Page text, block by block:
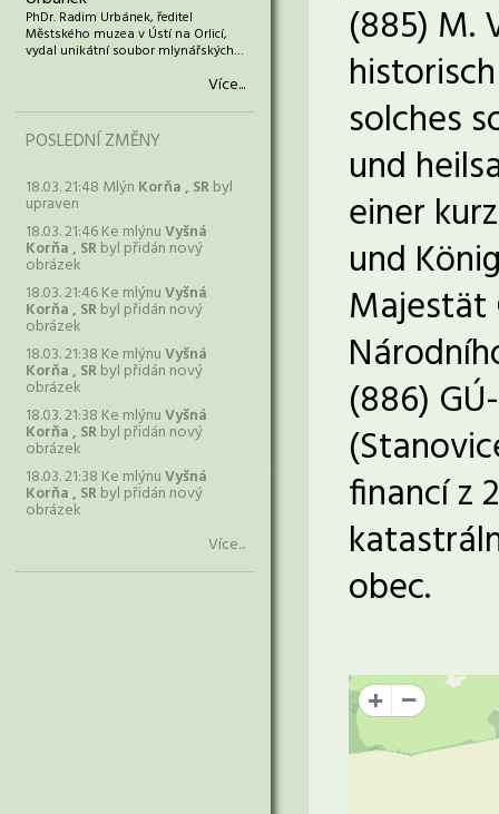
PhDr. Radim Urbánek, ředitel
Městského muzea v Ústí na Orlicí,
vydal unikátní soubor mlynářských…
Více...
POSLEDNÍ ZMĚNY
18.03. 21:48 Mlýn Korňa , SRbyl
upraven
18.03. 21:46 Ke mlýnuVyšná
Korňa , SRbyl přidán nový
obrázek
18.03. 21:46 Ke mlýnuVyšná
Korňa , SRbyl přidán nový
obrázek
18.03. 21:38 Ke mlýnuVyšná
Korňa , SRbyl přidán nový
obrázek
18.03. 21:38 Ke mlýnuVyšná
Korňa , SRbyl přidán nový
obrázek
18.03. 21:38 Ke mlýnuVyšná
Korňa , SRbyl přidán nový
obrázek
Více...
(885) M.
solches
und
einer
und
Majestät
(886)
financí z
obec.
+